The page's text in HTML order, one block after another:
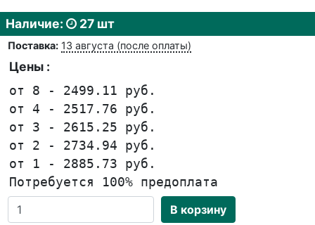
Наличие: 27 шт
Поставка: 13 августа (после оплаты)
Цены :
от 8 - 2499.11 руб.
от 4 - 2517.76 руб.
от 3 - 2615.25 руб.
от 2 - 2734.94 руб.
от 1 - 2885.73 руб.
Потребуется 100% предоплата
В корзину